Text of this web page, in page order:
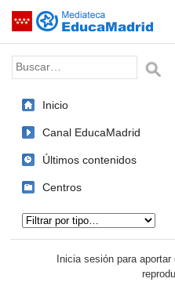
Saltar navegación
Palabra o frase:
Inicio
Canal EducaMadrid
Últimos contenidos
Centros
Inicia sesión para